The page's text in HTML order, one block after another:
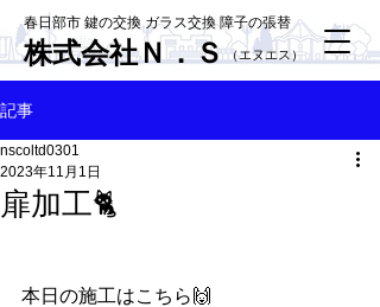
春日部市 鍵の交換 ガラス交換 障子の張替
株式会社Ｎ．Ｓ​（エヌエス）
記事
扉加工🐈
nscoltd0301
2023年11月1日
本日の施工はこちら🙌